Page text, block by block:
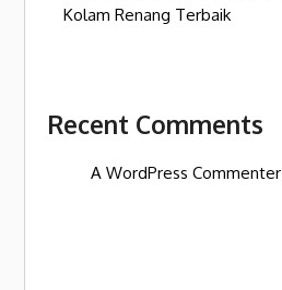
Kolam Renang Terbaik
Recent Comments
A WordPress Commenter